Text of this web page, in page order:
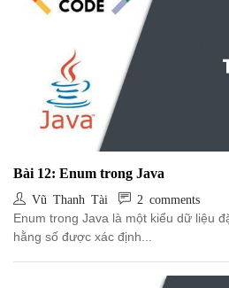
Bài 12: Enum trong Java
Vũ Thanh Tài 2 comments
Enum trong Java là một kiểu dữ liệu
hằng số được xác định...